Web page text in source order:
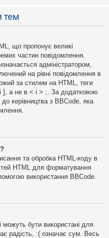
тем
що пропонує великі
частин повідомлення.
адміністратором,
на рівні повідомлення в
за стилем на HTML, теги
], а не в < і > ;. За додатковою
керівництва з BBCode, яка
та обробка HTML-коду в
HTML для форматування
використання BBCode.
можуть бути використані для
радість, :( означає сум. Весь